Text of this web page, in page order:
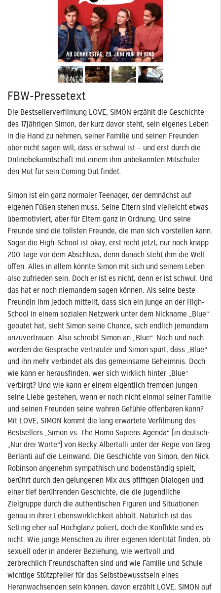
FBW-Pressetext
Die Bestsellerverfilmung LOVE, SIMON erzählt die Geschichte
des 17jährigen Simon, der kurz davor steht, sein eigenes Leben
in die Hand zu nehmen, seiner Familie und seinen Freunden
aber nicht sagen will, dass er schwul ist – und erst durch die
Onlinebekanntschaft mit einem ihm unbekannten Mitschüler
den Mut für sein Coming Out findet.
Simon ist ein ganz normaler Teenager, der demnächst auf
eigenen Füßen stehen muss. Seine Eltern sind vielleicht etwas
übermotiviert, aber für Eltern ganz in Ordnung. Und seine
Freunde sind die tollsten Freunde, die man sich vorstellen kann.
Sogar die High-School ist okay, erst recht jetzt, nur noch knapp
200 Tage vor dem Abschluss, denn danach steht ihm die Welt
offen. Alles in allem könnte Simon mit sich und seinem Leben
also zufrieden sein. Doch er ist es nicht, denn er ist schwul. Und
das hat er noch niemandem sagen können. Als seine beste
Freundin ihm jedoch mitteilt, dass sich ein Junge an der High-
School in einem sozialen Netzwerk unter dem Nickname „Blue“
geoutet hat, sieht Simon seine Chance, sich endlich jemandem
anzuvertrauen. Also schreibt Simon an „Blue“. Nach und nach
werden die Gespräche vertrauter und Simon spürt, dass „Blue“
und ihn mehr verbindet als das gemeinsame Geheimnis. Doch
wie kann er herausfinden, wer sich wirklich hinter „Blue“
verbirgt? Und wie kann er einem eigentlich fremden Jungen
seine Liebe gestehen, wenn er noch nicht einmal seiner Familie
und seinen Freunden seine wahren Gefühle offenbaren kann?
Mit LOVE, SIMON kommt die lang erwartete Verfilmung des
Bestsellers „Simon vs. The Homo Sapiens Agenda“ (in deutsch:
„Nur drei Worte“) von Becky Albertalli unter der Regie von Greg
Berlanti auf die Leinwand. Die Geschichte von Simon, den Nick
Robinson angenehm sympathisch und bodenständig spielt,
berührt durch den gelungenen Mix aus pfiffigen Dialogen und
einer tief berührenden Geschichte, die die jugendliche
Zielgruppe durch die authentischen Figuren und Situationen
genau in ihrer Lebenswirklichkeit abholt. Natürlich ist das
Setting eher auf Hochglanz poliert, doch die Konflikte sind es
nicht. Wie junge Menschen zu ihrer eigenen Identität finden, ob
sexuell oder in anderer Beziehung, wie wertvoll und
zerbrechlich Freundschaften sind und wie Familie und Schule
wichtige Stützpfeiler für das Selbstbewusstsein eines
Heranwachsenden sein können, davon erzählt LOVE, SIMON auf